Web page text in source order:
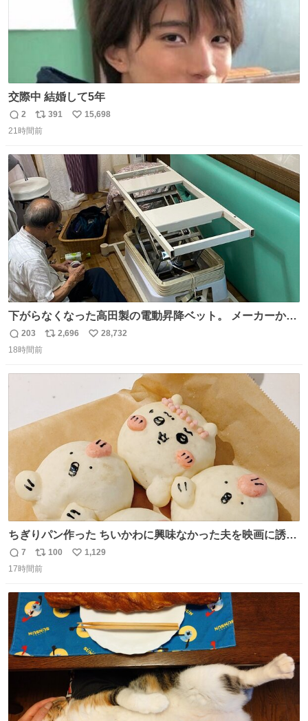
交際中 結婚して5年
返
信
2
リ
ポ
ト
数
391
い
数
15,698
21時間前
下がらなくなった高田製の電動昇降ベット。 メーカーから
は、完全に見放されたんですが、 見事に85歳の父が治しま
した。 うちの父は、トヨタカローラのボディをオート生産
の配線をハンダで修理している横で、
返
信
203
リ
数
2,696
い
28,732
18時間前
ちぎりパン作った ちいかわに興味なかった夫を映画に誘い
出すことに成功したからさァ、永遠のいのち食べさせてか
ら観に行くねッ🎫
返
信
7
リ
ポ
ト
数
100
い
数
1,129
17時間前